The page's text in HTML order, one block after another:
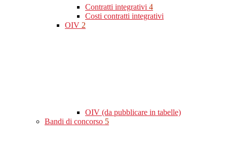
Contratti integrativi 4
Costi contratti integrativi
OIV 2
OIV (da pubblicare in tabelle)
Bandi di concorso 5